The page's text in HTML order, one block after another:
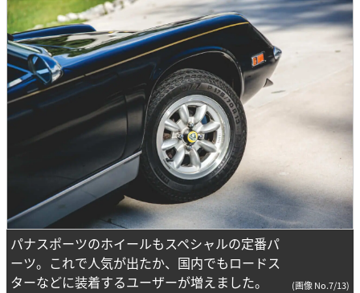
パナスポーツのホイールもスペシャルの定番パ
ーツ。これで人気が出たか、国内でもロードス
ターなどに装着するユーザーが増えました。
(画像 No.7/13)